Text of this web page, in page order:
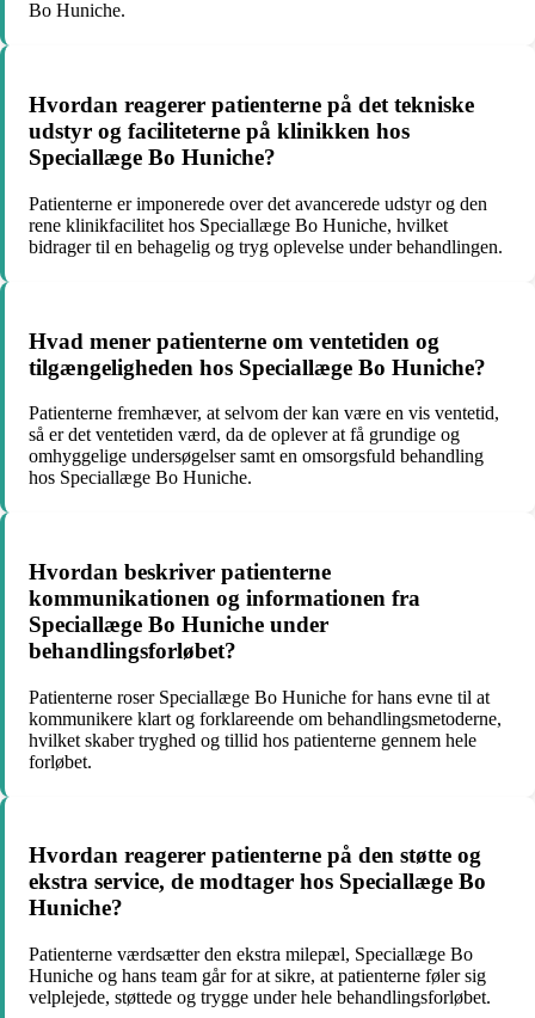
Bo Huniche.
Hvordan reagerer patienterne på det tekniske
udstyr og faciliteterne på klinikken hos
Speciallæge Bo Huniche?
Patienterne er imponerede over det avancerede udstyr og den
rene klinikfacilitet hos Speciallæge Bo Huniche, hvilket
bidrager til en behagelig og tryg oplevelse under behandlingen.
Hvad mener patienterne om ventetiden og
tilgængeligheden hos Speciallæge Bo Huniche?
Patienterne fremhæver, at selvom der kan være en vis ventetid,
så er det ventetiden værd, da de oplever at få grundige og
omhyggelige undersøgelser samt en omsorgsfuld behandling
hos Speciallæge Bo Huniche.
Hvordan beskriver patienterne
kommunikationen og informationen fra
Speciallæge Bo Huniche under
behandlingsforløbet?
Patienterne roser Speciallæge Bo Huniche for hans evne til at
kommunikere klart og forklareende om behandlingsmetoderne,
hvilket skaber tryghed og tillid hos patienterne gennem hele
forløbet.
Hvordan reagerer patienterne på den støtte og
ekstra service, de modtager hos Speciallæge Bo
Huniche?
Patienterne værdsætter den ekstra milepæl, Speciallæge Bo
Huniche og hans team går for at sikre, at patienterne føler sig
velplejede, støttede og trygge under hele behandlingsforløbet.